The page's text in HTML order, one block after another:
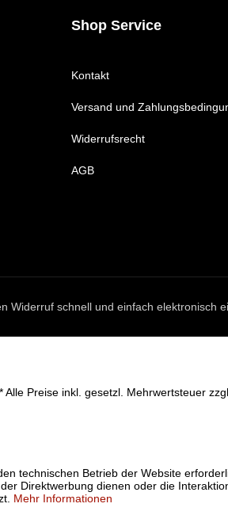
Shop Service
Kontakt
Versand und
Widerrufsrecht
AGB
Widerruf schnell und einfach elektronisch
* Alle Preise inkl. gesetzl. Mehrwertsteuer zzgl.
technischen Betrieb der Website
Direktwerbung dienen oder die
Mehr Informationen